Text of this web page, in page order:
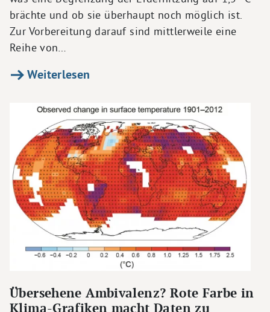
brächte und ob sie überhaupt noch möglich ist.
Zur Vorbereitung darauf sind mittlerweile eine
Reihe von…
Weiterlesen
Übersehene Ambivalenz? Rote Farbe in
Klima-Grafiken macht Daten zu